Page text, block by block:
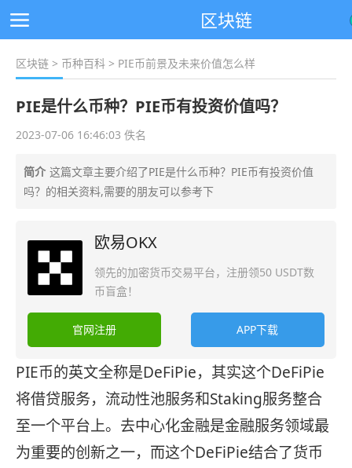
区块链
区块链 > 币种百科 > PIE币前景及未来价值怎么样
PIE是什么币种？PIE币有投资价值吗？
2023-07-06 16:46:03 佚名
简介 这篇文章主要介绍了PIE是什么币种？PIE币有投资价值
吗？的相关资料,需要的朋友可以参考下
欧易OKX
领先的加密货币交易平台，注册领50 USDT数
币盲盒！
官网注册 APP下载
PIE币的英文全称是DeFiPie，其实这个DeFiPie
将借贷服务，流动性池服务和Staking服务整合
至一个平台上。去中心化金融是金融服务领域最
为重要的创新之一，而这个DeFiPie结合了货币